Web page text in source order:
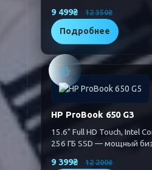
9 499₴ 12 350₴
Подробнее
⛄
HP ProBook 650 G3
15.6" Full HD Touch, Intel
256 ГБ SSD — мощный
9 399₴ 12 200₴